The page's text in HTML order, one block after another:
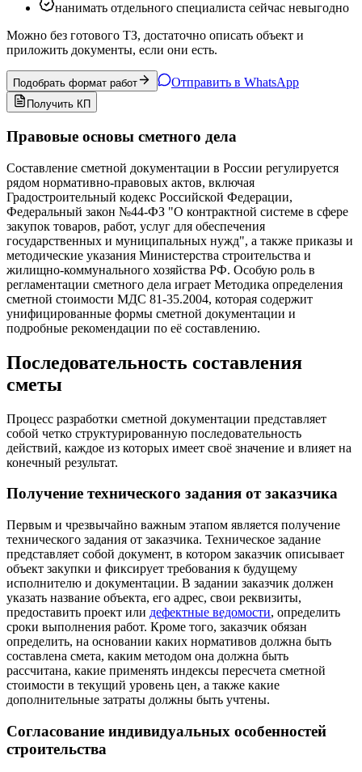
нанимать отдельного специалиста сейчас невыгодно
Можно без готового ТЗ, достаточно описать объект и
приложить документы, если они есть.
Подобрать формат работ Отправить в WhatsApp
Получить КП
Правовые основы сметного дела
Составление сметной документации в России регулируется
рядом нормативно-правовых актов, включая
Градостроительный кодекс Российской Федерации,
Федеральный закон №44-ФЗ "О контрактной системе в сфере
закупок товаров, работ, услуг для обеспечения
государственных и муниципальных нужд", а также приказы и
методические указания Министерства строительства и
жилищно-коммунального хозяйства РФ. Особую роль в
регламентации сметного дела играет Методика определения
сметной стоимости МДС 81-35.2004, которая содержит
унифицированные формы сметной документации и
подробные рекомендации по её составлению.
Последовательность составления
сметы
Процесс разработки сметной документации представляет
собой четко структурированную последовательность
действий, каждое из которых имеет своё значение и влияет на
конечный результат.
Получение технического задания от заказчика
Первым и чрезвычайно важным этапом является получение
технического задания от заказчика. Техническое задание
представляет собой документ, в котором заказчик описывает
объект закупки и фиксирует требования к будущему
исполнителю и документации. В задании заказчик должен
указать название объекта, его адрес, свои реквизиты,
предоставить проект или дефектные ведомости, определить
сроки выполнения работ. Кроме того, заказчик обязан
определить, на основании каких нормативов должна быть
составлена смета, каким методом она должна быть
рассчитана, какие применять индексы пересчета сметной
стоимости в текущий уровень цен, а также какие
дополнительные затраты должны быть учтены.
Согласование индивидуальных особенностей
строительства